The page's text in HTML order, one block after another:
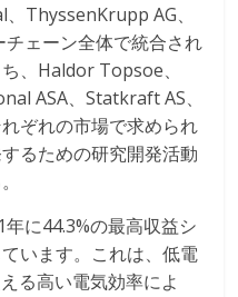
ThyssenKrupp AG、
ェーン全体で統合され
、Haldor Topsoe、
ASA、Statkraft AS、
ぞれの市場で求められ
るための研究開発活動
に44.3%の最高収益シ
います。これは、低電
る高い電気効率によ